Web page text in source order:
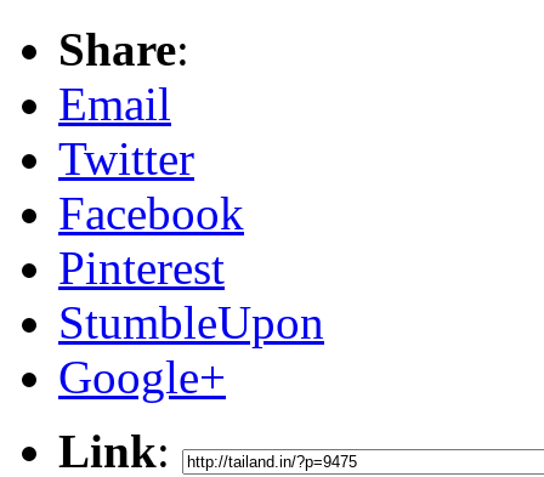
Share:
Email
Twitter
Facebook
Pinterest
StumbleUpon
Google+
Link: